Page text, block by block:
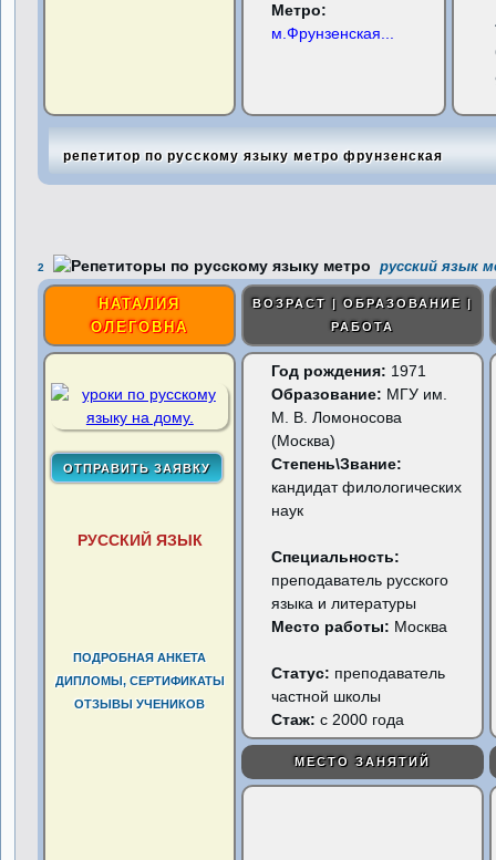
Метро:
м.Фрунзенская
репетитор по русскому языку метро фрунзенская
2 русский язык
НАТАЛИЯ
ОЛЕГОВНА
ВОЗРАСТ | ОБРАЗОВАНИЕ |
РАБОТА
РУССКИЙ ЯЗЫК
ПОДРОБНАЯ АНКЕТА
ДИПЛОМЫ, СЕРТИФИКАТЫ
ОТЗЫВЫ УЧЕНИКОВ
Год рождения: 1971
Образование: МГУ им.
М. В. Ломоносова
(Москва)
Степень\Звание:
кандидат филологических
наук
Специальность:
преподаватель русского
языка и литературы
Место работы: Москва
Статус: преподаватель
частной школы
Стаж: с 2000 года
МЕСТО ЗАНЯТИЙ